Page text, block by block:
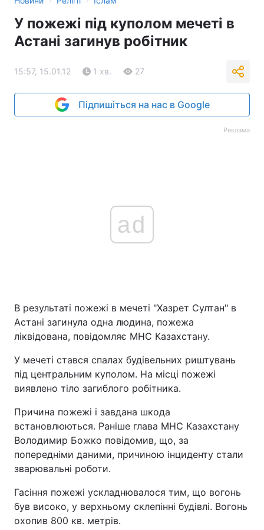
У пожежі під куполом мечеті в
Астані загинув робітник
15:57, 15.01.12 1 хв. 27
Підпишіться на нас в Google
Реклама
ad
В результаті пожежі в мечеті "Хазрет Султан" в
Астані загинула одна людина, пожежа
ліквідована, повідомляє МНС Казахстану.
У мечеті стався спалах будівельних риштувань
під центральним куполом. На місці пожежі
виявлено тіло загиблого робітника.
Причина пожежі і завдана шкода
встановлюються. Раніше глава МНС Казахстану
Володимир Божко повідомив, що, за
попередніми даними, причиною інциденту стали
зварювальні роботи.
Гасіння пожежі ускладнювалося тим, що вогонь
був високо, у верхньому склепінні будівлі. Вогонь
охопив 800 кв. метрів.